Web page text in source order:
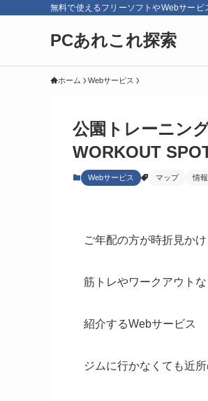
無料で使えるフリーソフトやWebサー
PCあれこれ探索
ホーム Webサービス
公園トレーニン
WORKOUT
Webサービス マップ 情報
ご年配の方が時折見か
筋トレやワークアウト
紹介するWebサービス
ジムに行かなくても近